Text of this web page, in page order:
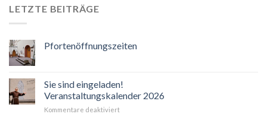
LETZTE BEITRÄGE
Pfortenöffnungszeiten
Sie sind eingeladen!
Veranstaltungskalender 2026
Kommentare deaktiviertfür